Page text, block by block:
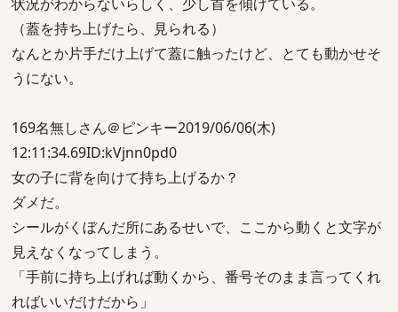
（蓋を持ち上げたら、見られる）
なんとか片手だけ上げて蓋に触ったけど、とても動かせそ
うにない。
169名無しさん＠ピンキー2019/06/06(木)
12:11:34.69ID:kVjnn0pd0
女の子に背を向けて持ち上げるか？
ダメだ。
シールがくぼんだ所にあるせいで、ここから動くと文字が
見えなくなってしまう。
「手前に持ち上げれば動くから、番号そのまま言ってくれ
ればいいだけだから」